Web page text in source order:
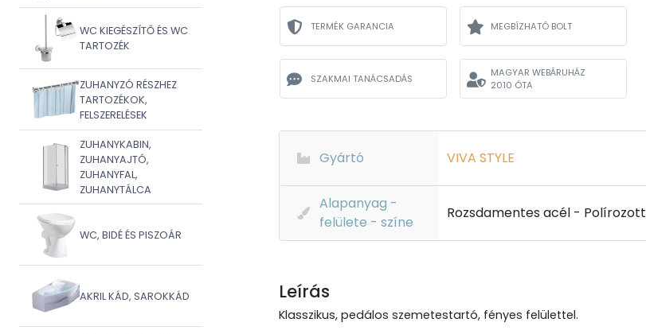
WC KIEGÉSZÍTŐ ÉS WC
TARTOZÉK
ZUHANYZÓ RÉSZHEZ
TARTOZÉKOK,
FELSZERELÉSEK
ZUHANYKABIN,
ZUHANYAJTÓ,
ZUHANYFAL,
ZUHANYTÁLCA
WC, BIDÉ ÉS PISZOÁR
AKRIL KÁD, SAROKKÁD
TERMÉK GARANCIA MEGBÍZHATÓ BOLT
SZAKMAI TANÁCSADÁS
MAGYAR WEBÁRUHÁZ
2010 ÓTA
Gyártó VIVA STYLE
Alapanyag -
felülete - színe
Rozsdamentes acél - Polírozott
Leírás
Klasszikus, pedálos szemetestartó, fényes felülettel.